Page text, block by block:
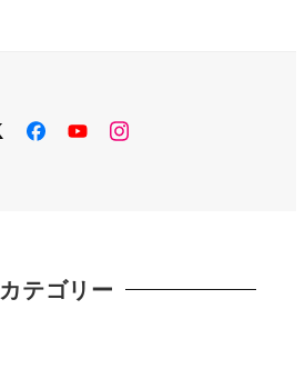
twitterfacebook
YouTubeinstagram
カテゴリー